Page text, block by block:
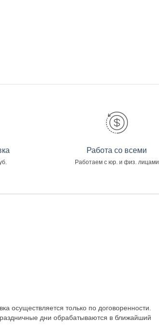
Работа со всеми
Работаем с юр. и физ. лицами
осуществляется только по договоренности.
дни обрабатываются в ближайший